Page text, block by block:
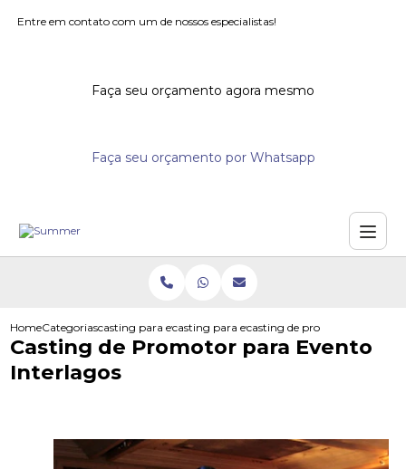
Entre em contato com um de nossos especialistas!
Faça seu orçamento agora mesmo
Faça seu orçamento por Whatsapp
HomeCategoriascasting para eventoscasting para eventocasting de promotor para
Casting de Promotor para Evento
Interlagos